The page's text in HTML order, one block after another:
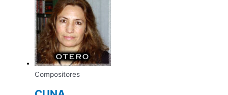
Compositores